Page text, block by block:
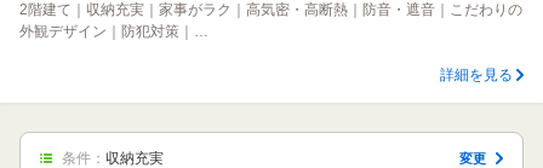
2階建て｜収納充実｜家事がラク｜高気密・高断熱｜防音・遮音｜こだわりの
外観デザイン｜防犯対策｜…
詳細を見る
条件： 収納充実 変更